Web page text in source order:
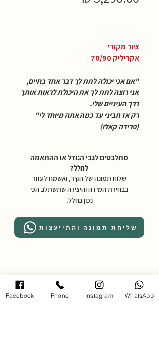
ציור מקורי
אקריליק 70/90
"אם אני יכולה לתת לך דבר אחד בחיים,
אני רוצה לתת לך את היכולת לראות אותך
דרך העיניים שלי.
רק אז תביני עד כמה אתה מיוחד לי"
(פרידה קאלו)
מתלבטים לגבי הגודל או ההתאמה
לחלל?
שלחו תמונה של הקיר, ואשמח לעזור
בבחירת המידה והיצירה שתשתלב הכי
נכון בחלל.
שליחת תמונה והתייעצות
מדיניות משלוחים:
משלוחים באזורים: השרון, השפלה והמרכז
*לאזורים מרוחקים יותר יש ליצור קשר.
Facebook Phone Instagram WhatsApp